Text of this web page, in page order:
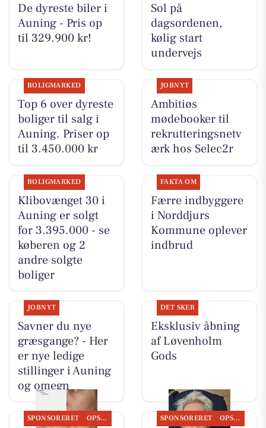
De dyreste biler i
Auning - Pris op
til 329.900 kr!
Sol på
dagsordenen,
kølig start
undervejs
BOLIGMARKED
Top 6 over dyreste
boliger til salg i
Auning. Priser op
til 3.450.000 kr
JOBNYT
Ambitiøs
mødebooker til
rekrutteringsnetv
ærk hos Selec2r
BOLIGMARKED
Klibovænget 30 i
Auning er solgt
for 3.395.000 - se
køberen og 2
andre solgte
boliger
FAKTA OM
Færre indbyggere
i Norddjurs
Kommune oplever
indbrud
JOBNYT
Savner du nye
græsgange? - Her
er nye ledige
stillinger i Auning
og omegn
DET SKER
Eksklusiv åbning
af Løvenholm
Gods
SPONSORERET OPSLAGSTAVLEN SPONSORERET OPSLAGSTAVLEN